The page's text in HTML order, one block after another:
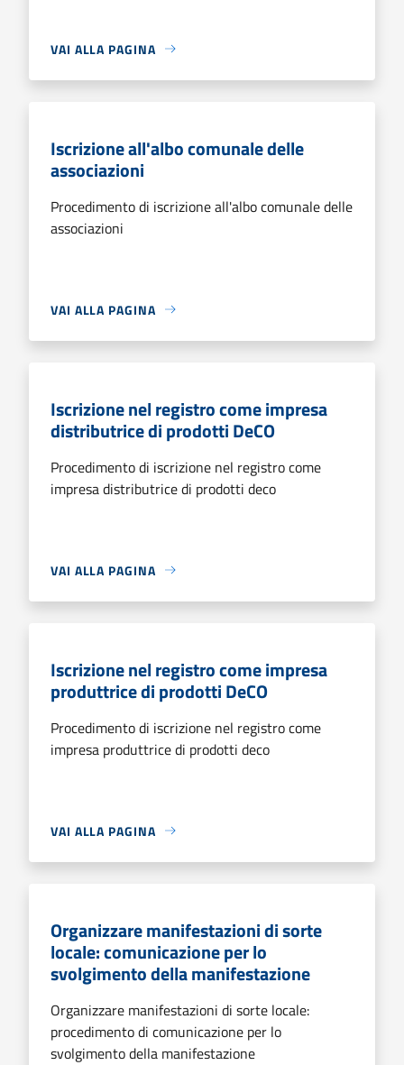
VAI ALLA PAGINA
Iscrizione all'albo comunale delle
associazioni
Procedimento di iscrizione all'albo comunale delle
associazioni
VAI ALLA PAGINA
Iscrizione nel registro come impresa
distributrice di prodotti DeCO
Procedimento di iscrizione nel registro come
impresa distributrice di prodotti deco
VAI ALLA PAGINA
Iscrizione nel registro come impresa
produttrice di prodotti DeCO
Procedimento di iscrizione nel registro come
impresa produttrice di prodotti deco
VAI ALLA PAGINA
Organizzare manifestazioni di sorte
locale: comunicazione per lo
svolgimento della manifestazione
Organizzare manifestazioni di sorte locale:
procedimento di comunicazione per lo
svolgimento della manifestazione